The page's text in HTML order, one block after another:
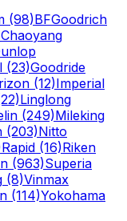
(98)BFGoodrich
Chaoyang
(23)Goodride
(12)Imperial
Linglong
(249)Mileking
(203)Nitto
Rapid (16)Riken
(963)Superia
(8)Vinmax
(114)Yokohama